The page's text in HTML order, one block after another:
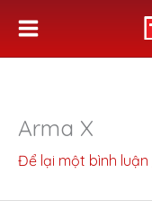
nội
Arma X
Để lại một bình luận